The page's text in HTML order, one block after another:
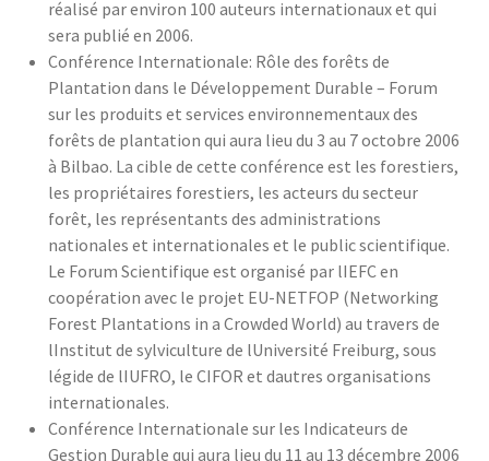
réalisé par environ 100 auteurs internationaux et qui
sera publié en 2006.
Conférence Internationale: Rôle des forêts de
Plantation dans le Développement Durable – Forum
sur les produits et services environnementaux des
forêts de plantation qui aura lieu du 3 au 7 octobre 2006
à Bilbao. La cible de cette conférence est les forestiers,
les propriétaires forestiers, les acteurs du secteur
forêt, les représentants des administrations
nationales et internationales et le public scientifique.
Le Forum Scientifique est organisé par lIEFC en
coopération avec le projet EU-NETFOP (Networking
Forest Plantations in a Crowded World) au travers de
lInstitut de sylviculture de lUniversité Freiburg, sous
légide de lIUFRO, le CIFOR et dautres organisations
internationales.
Conférence Internationale sur les Indicateurs de
Gestion Durable qui aura lieu du 11 au 13 décembre 2006